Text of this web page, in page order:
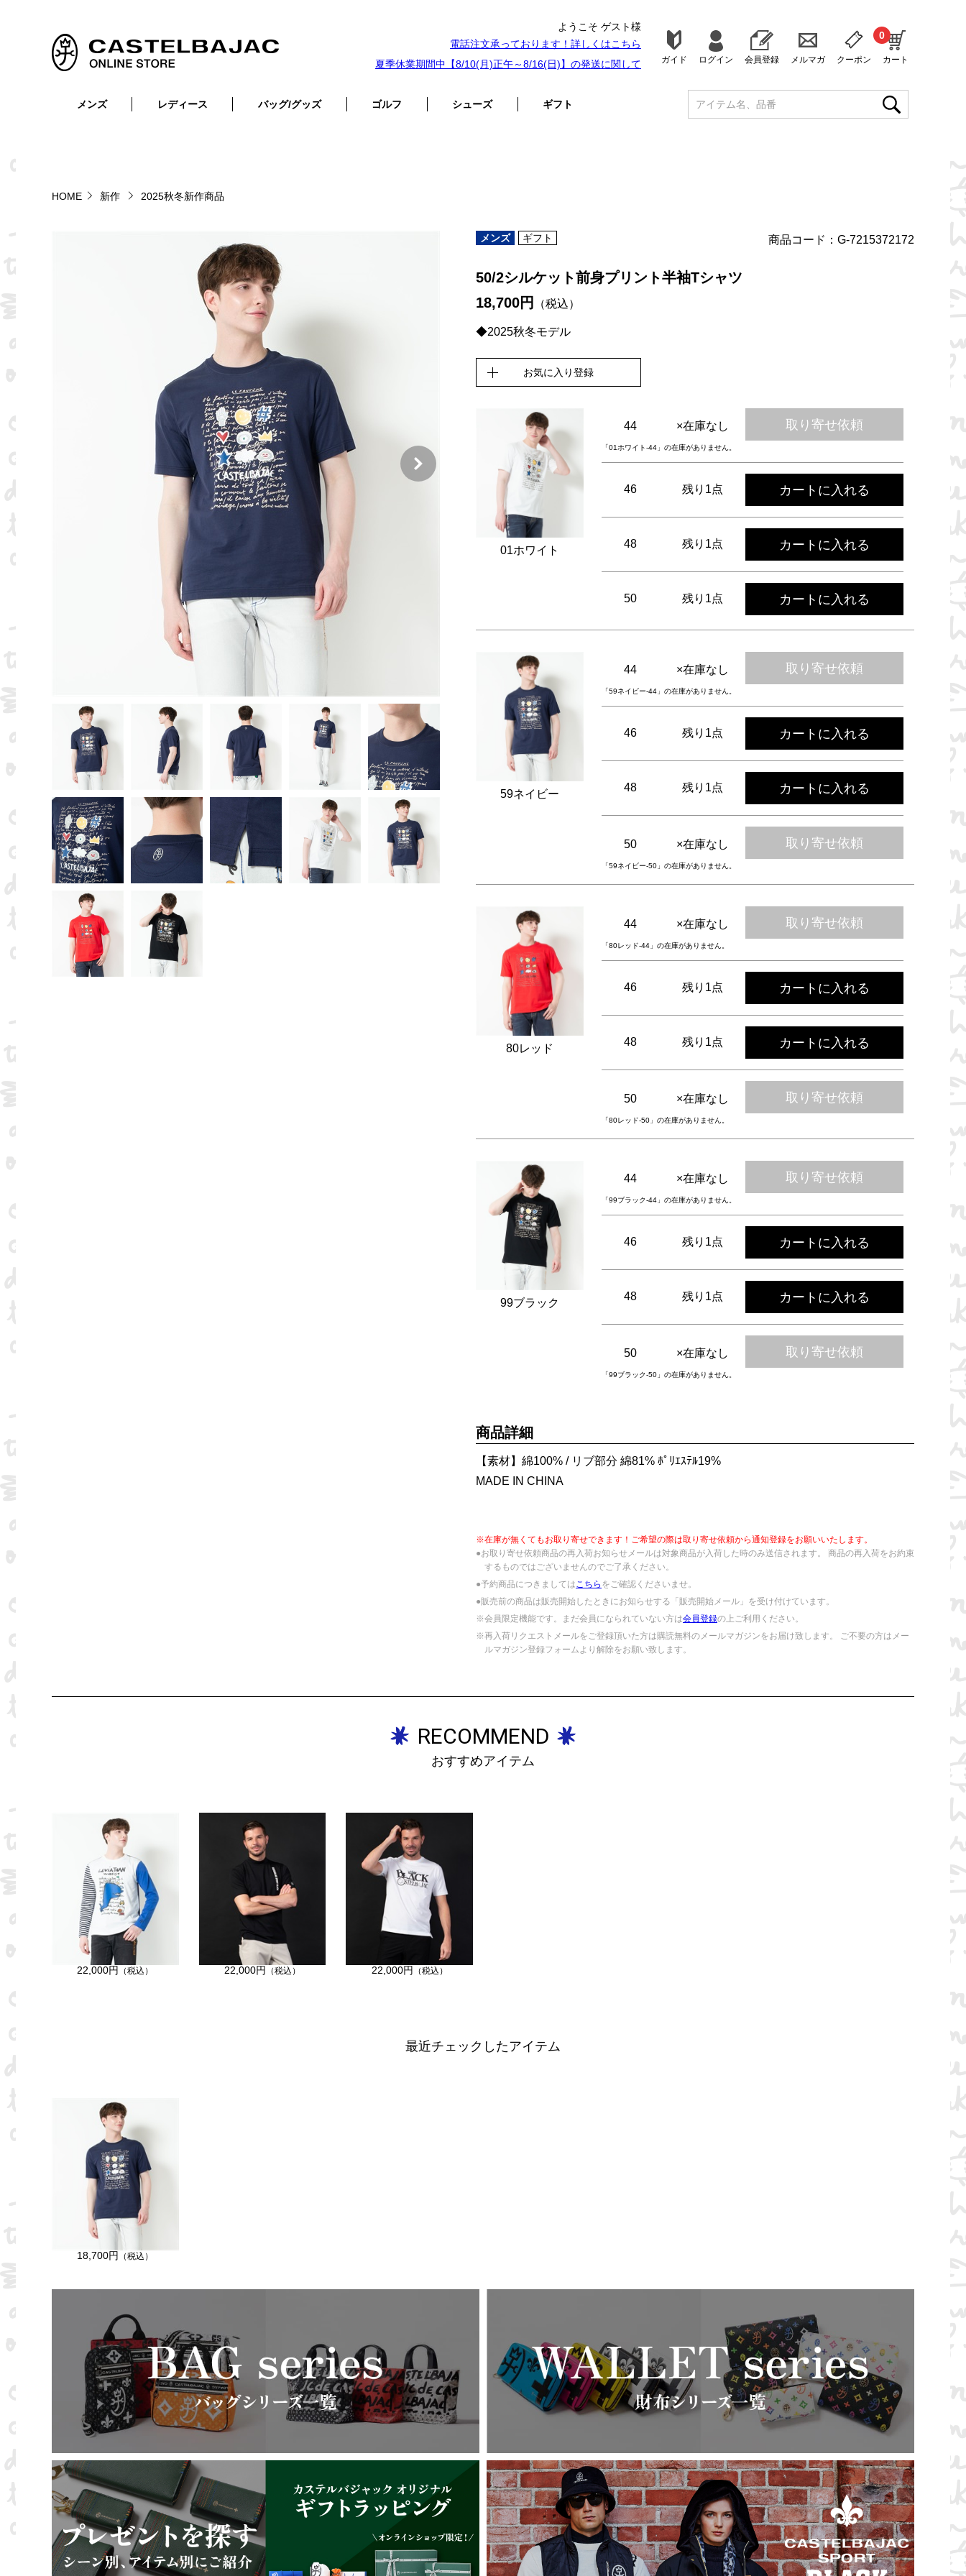
ようこそ ゲスト様
電話注文承っております！詳しくはこちら
夏季休業期間中【8/10(月)正午～8/16(日)】の発送に関して
ガイド ログイン 会員登録 メルマガ クーポン カート
0
メンズ レディース バッグ/グッズ ゴルフ シューズ ギフト
HOME 新作 2025秋冬新作商品
メンズ ギフト 商品コード：G-7215372172
50/2シルケット前身プリント半袖Tシャツ
18,700円
（税込）
◆2025秋冬モデル
お気に入り登録
01ホワイト
44 ×在庫なし 取り寄せ依頼
「01ホワイト-44」の在庫がありません。
46 残り1点 カートに入れる
48 残り1点 カートに入れる
50 残り1点 カートに入れる
59ネイビー
44 ×在庫なし 取り寄せ依頼
「59ネイビー-44」の在庫がありません。
46 残り1点 カートに入れる
48 残り1点 カートに入れる
50 ×在庫なし 取り寄せ依頼
「59ネイビー-50」の在庫がありません。
80レッド
44 ×在庫なし 取り寄せ依頼
「80レッド-44」の在庫がありません。
46 残り1点 カートに入れる
48 残り1点 カートに入れる
50 ×在庫なし 取り寄せ依頼
「80レッド-50」の在庫がありません。
99ブラック
44 ×在庫なし 取り寄せ依頼
「99ブラック-44」の在庫がありません。
46 残り1点 カートに入れる
48 残り1点 カートに入れる
50 ×在庫なし 取り寄せ依頼
「99ブラック-50」の在庫がありません。
商品詳細
【素材】綿100% / リブ部分 綿81% ﾎﾟﾘｴｽﾃﾙ19%
MADE IN CHINA
※在庫が無くてもお取り寄せできます！ご希望の際は取り寄せ依頼から通知登録をお願いいたします。
●お取り寄せ依頼商品の再入荷お知らせメールは対象商品が入荷した時のみ送信されます。 商品の再入荷をお約束
するものではございませんのでご了承ください。
●予約商品につきましてはこちら をご確認くださいませ。
●販売前の商品は販売開始したときにお知らせする「販売開始メール」を受け付けています。
※会員限定機能です。まだ会員になられていない方は会員登録の上ご利用ください。
※再入荷リクエストメールをご登録頂いた方は購読無料のメールマガジンをお届け致します。 ご不要の方はメー
ルマガジン登録フォームより解除をお願い致します。
RECOMMEND
おすすめアイテム
22,000円 （税込） 22,000円 （税込） 22,000円 （税込）
最近チェックしたアイテム
18,700円 （税込）